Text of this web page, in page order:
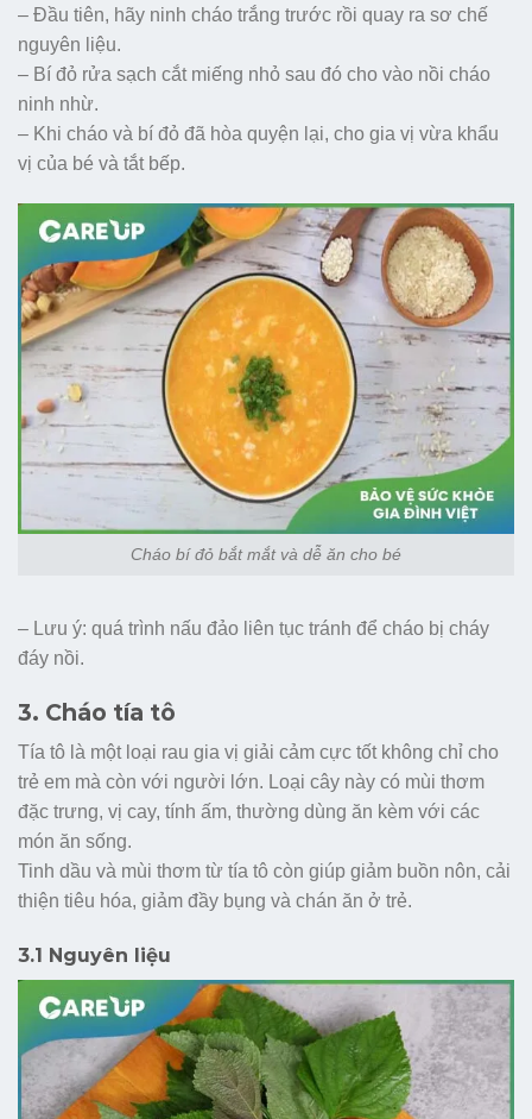
– Đầu tiên, hãy ninh cháo trắng trước rồi quay ra sơ chế
nguyên liệu.
– Bí đỏ rửa sạch cắt miếng nhỏ sau đó cho vào nồi cháo
ninh nhừ.
– Khi cháo và bí đỏ đã hòa quyện lại, cho gia vị vừa khẩu
vị của bé và tắt bếp.
Cháo bí đỏ bắt mắt và dễ ăn cho bé
– Lưu ý: quá trình nấu đảo liên tục tránh để cháo bị cháy
đáy nồi.
3. Cháo tía tô
Tía tô là một loại rau gia vị giải cảm cực tốt không chỉ cho
trẻ em mà còn với người lớn. Loại cây này có mùi thơm
đặc trưng, vị cay, tính ấm, thường dùng ăn kèm với các
món ăn sống.
Tinh dầu và mùi thơm từ tía tô còn giúp giảm buồn nôn, cải
thiện tiêu hóa, giảm đầy bụng và chán ăn ở trẻ.
3.1 Nguyên liệu